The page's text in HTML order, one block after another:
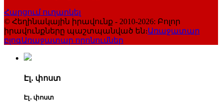
Հարցում ուղարկել
© Հեղինակային իրավունք - 2010-2026: Բոլոր
իրավունքները պաշտպանված են։Առաջատար
բլոգԱռաջատար որոնումներ
Էլ․ փոստ
Էլ․ փոստ